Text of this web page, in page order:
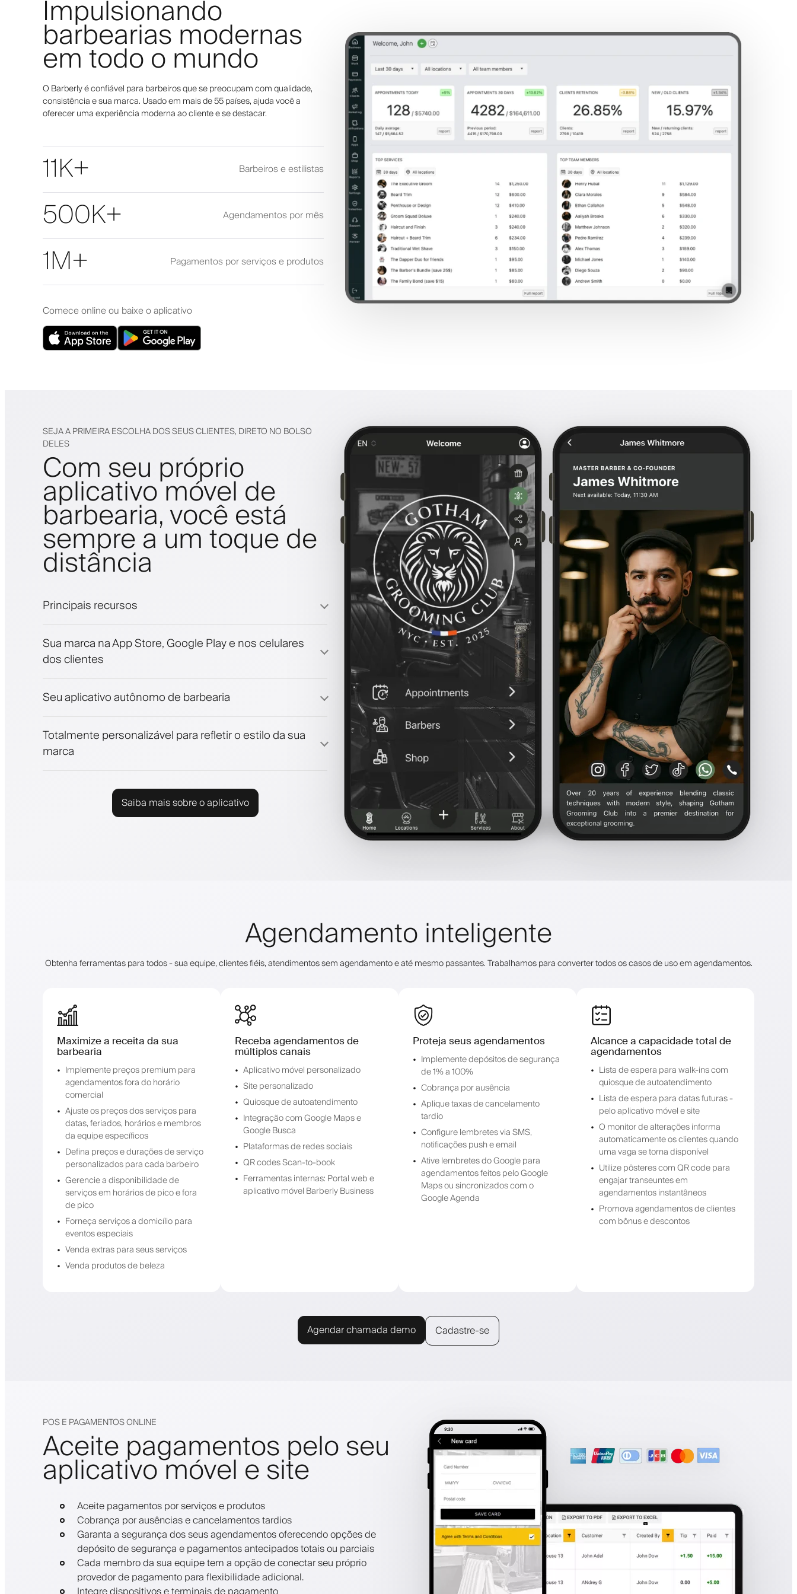
Impulsionando
barbearias modernas
em todo o mundo
O Barberly é confiável para barbeiros que se preocupam com qualidade,
consistência e sua marca. Usado em mais de 55 países, ajuda você a
oferecer uma experiência moderna ao cliente e se destacar.
11K+ Barbeiros e estilistas
500K+ Agendamentos por mês
1M+ Pagamentos por serviços e produtos
Comece online ou baixe o aplicativo
SEJA A PRIMEIRA ESCOLHA DOS SEUS CLIENTES, DIRETO NO BOLSO
DELES
Com seu próprio
aplicativo móvel de
barbearia, você está
sempre a um toque de
distância
Principais recursos
Pagamentos, depósito caução
Venda produtos de beleza
Sua marca na App Store, Google Play e nos celulares
dos clientes
Seu aplicativo autônomo de barbearia
Totalmente personalizável para refletir o estilo da sua
marca
Saiba mais sobre o aplicativo
Agendamento inteligente
Obtenha ferramentas para todos - sua equipe, clientes fiéis, atendimentos sem agendamento e até mesmo passantes. Trabalhamos para converter todos os casos de uso em agendamentos.
Maximize a receita da sua
barbearia
Implemente preços premium para
agendamentos fora do horário
comercial
Ajuste os preços dos serviços para
datas, feriados, horários e membros
da equipe específicos
Defina preços e durações de serviço
personalizados para cada barbeiro
Gerencie a disponibilidade de
serviços em horários de pico e fora
de pico
Forneça serviços a domicílio para
eventos especiais
Venda extras para seus serviços
Venda produtos de beleza
Receba agendamentos de
múltiplos canais
Aplicativo móvel personalizado
Site personalizado
Quiosque de autoatendimento
Integração com Google Maps e
Google Busca
Plataformas de redes sociais
QR codes Scan-to-book
Ferramentas internas: Portal web e
aplicativo móvel Barberly Business
Proteja seus agendamentos
Implemente depósitos de segurança
de 1% a 100%
Cobrança por ausência
Aplique taxas de cancelamento
tardio
Configure lembretes via SMS,
notificações push e email
Ative lembretes do Google para
agendamentos feitos pelo Google
Maps ou sincronizados com o
Google Agenda
Alcance a capacidade total de
agendamentos
Lista de espera para walk-ins com
quiosque de autoatendimento
Lista de espera para datas futuras -
pelo aplicativo móvel e site
O monitor de alterações informa
automaticamente os clientes quando
uma vaga se torna disponível
Utilize pôsteres com QR code para
engajar transeuntes em
agendamentos instantâneos
Promova agendamentos de clientes
com bônus e descontos
Agendar chamada demo Cadastre-se
POS E PAGAMENTOS ONLINE
Aceite pagamentos pelo seu
aplicativo móvel e site
Aceite pagamentos por serviços e produtos
Cobrança por ausências e cancelamentos tardios
Garanta a segurança dos seus agendamentos oferecendo opções de
depósito de segurança e pagamentos antecipados totais ou parciais
Cada membro da sua equipe tem a opção de conectar seu próprio
provedor de pagamento para flexibilidade adicional.